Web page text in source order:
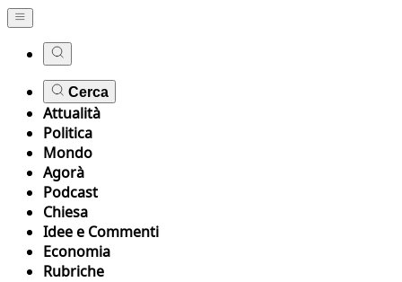
Cerca
Attualità
Politica
Mondo
Agorà
Podcast
Chiesa
Idee e Commenti
Economia
Rubriche